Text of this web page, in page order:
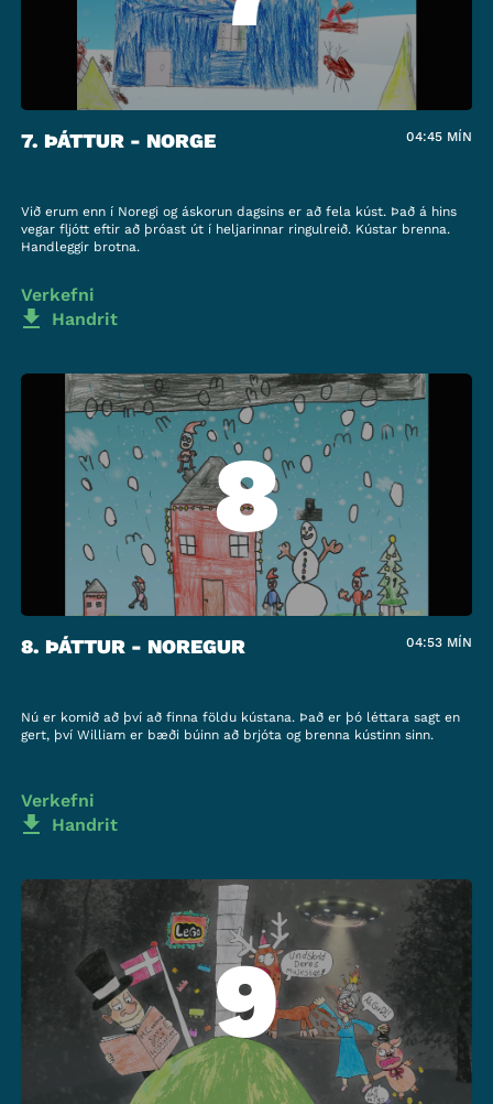
7. ÞÁTTUR - NORGE 04:45 MÍN
Við erum enn í Noregi og áskorun dagsins er að fela kúst. Það á hins
vegar fljótt eftir að þróast út í heljarinnar ringulreið. Kústar brenna.
Handleggir brotna.
Verkefni
Handrit
8
8. ÞÁTTUR - NOREGUR 04:53 MÍN
Nú er komið að því að finna földu kústana. Það er þó léttara sagt en
gert, því William er bæði búinn að brjóta og brenna kústinn sinn.
Verkefni
Handrit
9